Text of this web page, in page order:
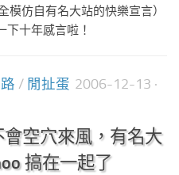
模仿自有名大站的快樂宣言）
下十年感言啦！
/ 閒扯蛋 2006-12-13 ·
空穴來風，有名大
搞在一起了